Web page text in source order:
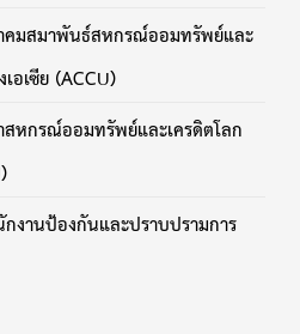
คมสมาพันธ์สหกรณ์ออมทรัพย์และ
อเซีย (ACCU)
สหกรณ์ออมทรัพย์และเครดิตโลก
งานป้องกันและปราบปรามการ